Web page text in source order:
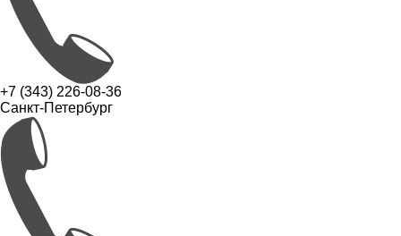
+7 (343) 226-08-36
Санкт-Петербург